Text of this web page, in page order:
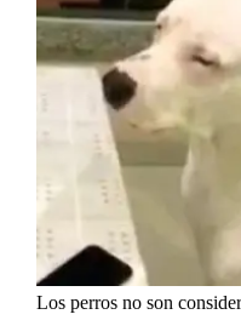
Los perros no son